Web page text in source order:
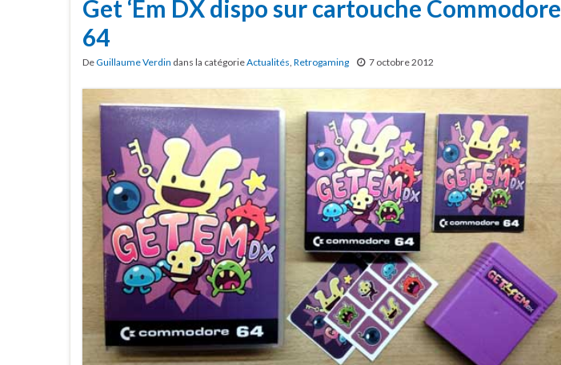
Get ‘Em DX dispo sur cartouche Commodore
64
DeGuillaume Verdin dans la catégorieActualités, Retrogaming 7 octobre 2012